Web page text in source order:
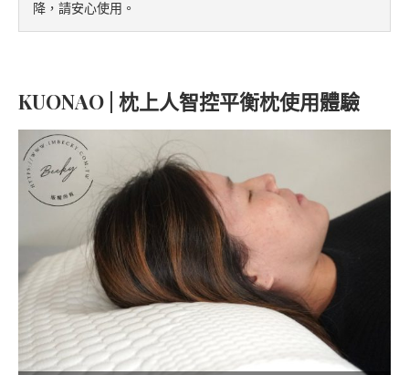
降，請安心使用。
KUONAO | 枕上人智控平衡枕使用體驗